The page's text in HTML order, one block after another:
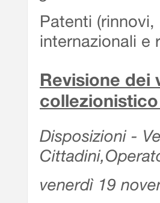
Patenti
internazionali e
Revisione dei
Disposizioni -
venerdì 19